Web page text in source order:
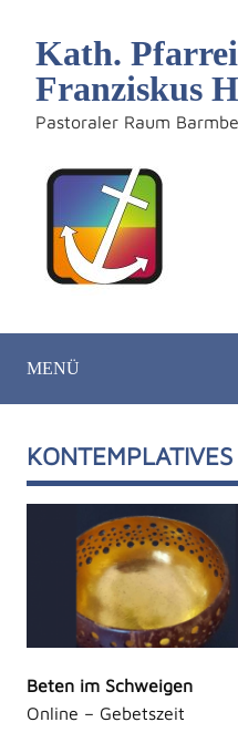
Kath.
Franziskus
Pastoraler Raum
MENÜ
Beten im Schweigen
Online – Gebetszeit